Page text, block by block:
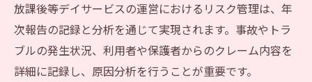
放課後等デイサービスの運営におけるリスク管理は、年
次報告の記録と分析を通じて実現されます。事故やトラ
ブルの発生状況、利用者や保護者からのクレーム内容を
詳細に記録し、原因分析を行うことが重要です。